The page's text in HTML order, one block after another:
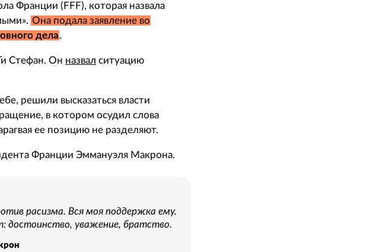
Франции (FFF), которая назвала
Она подала заявление во
дела.
Стефан. Он назвал ситуацию
решили высказаться власти
в котором осудил слова
ее позицию не разделяют.
Франции Эммануэля Макрона.
расизма. Вся моя поддержка ему.
достоинство, уважение, братство.